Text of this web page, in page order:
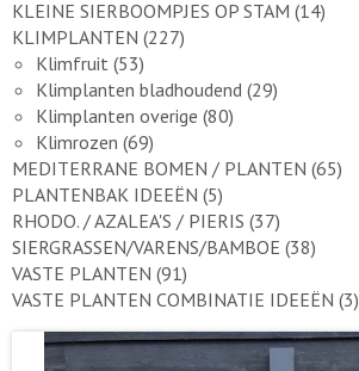
KLEINE SIERBOOMPJES OP STAM (14)
KLIMPLANTEN (227)
Klimfruit (53)
Klimplanten bladhoudend (29)
Klimplanten overige (80)
Klimrozen (69)
MEDITERRANE BOMEN / PLANTEN (65)
PLANTENBAK IDEEËN (5)
RHODO. / AZALEA'S / PIERIS (37)
SIERGRASSEN/VARENS/BAMBOE (38)
VASTE PLANTEN (91)
VASTE PLANTEN COMBINATIE IDEEËN (3)